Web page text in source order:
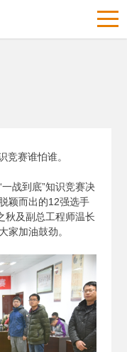
竞赛谁怕谁。
战到底”知识竞赛决
颖而出的12强选手
秋及副总工程师温长
家加油鼓劲。